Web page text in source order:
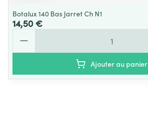
Botalux 140 Bas Jarret Ch N1
14,50 €
Ajouter au panier